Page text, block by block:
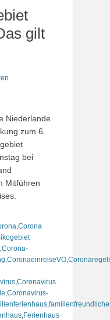
gilt
Niederlande
zum 6.
bei
Mitführen
Corona
,Corona-
CoronaeinreiseVO
Coronavirus
Coronavirus-
Ferienhaus